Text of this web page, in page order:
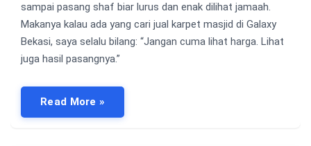
sampai pasang shaf biar lurus dan enak dilihat jamaah.
Makanya kalau ada yang cari jual karpet masjid di Galaxy
Bekasi, saya selalu bilang: “Jangan cuma lihat harga. Lihat
juga hasil pasangnya.”
Read More »